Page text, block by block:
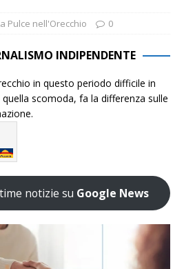
Pulce nell'Orecchio 0
INDIPENDENTE
in questo periodo difficile in
scomoda, fa la differenza sulle
notizie su Google News